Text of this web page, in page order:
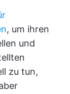
, um ihren
und
zu tun,